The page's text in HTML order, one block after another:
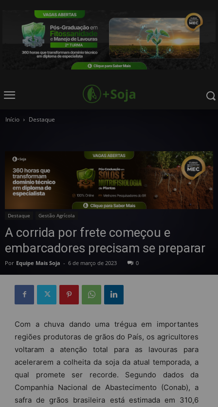
Início Destaque
Destaque Gestão Agrícola
A corrida por frete começou e
embarcadores precisam se preparar
Por Equipe Mais Soja - 6 de março de 2023 0
Com a chuva dando uma trégua em importantes
regiões produtoras de grãos do País, os agricultores
voltaram a atenção total para as lavouras para
acelerarem a colheita da soja da atual temporada, a
qual promete ser recorde. Segundo dados da
Companhia Nacional de Abastecimento (Conab), a
safra de grãos brasileira está estimada em 310,6